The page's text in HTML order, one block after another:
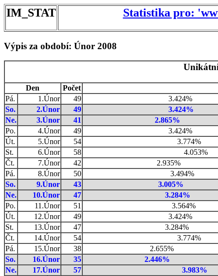
IM_STAT Statistika pro:
Výpis za období: Únor 2008
Den
Počet
Pá.
1.Únor 49
3.424%
So.
2.Únor 49
3.424%
Ne.
3.Únor 41
2.865%
Po.
4.Únor 49
3.424%
Út.
5.Únor 54
3.774%
St.
6.Únor 58
4.053%
Čt.
7.Únor 42
2.935%
Pá.
8.Únor 50
3.494%
So.
9.Únor 43
3.005%
Ne.
10.Únor 47
3.284%
Po.
11.Únor 51
3.564%
Út.
12.Únor 49
3.424%
St.
13.Únor 47
3.284%
Čt.
14.Únor 54
3.774%
Pá.
15.Únor 38
2.655%
So.
16.Únor 35
2.446%
Ne.
17.Únor 57
3.983%